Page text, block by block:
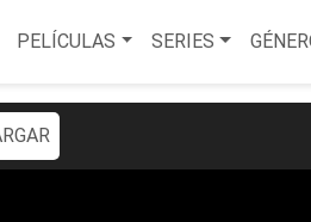
PELÍCULAS SERIES